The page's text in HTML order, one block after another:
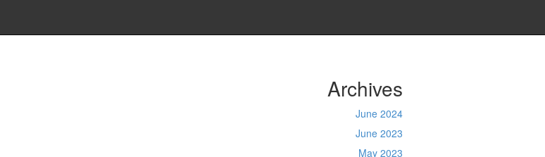
Archives
June 2024
June 2023
May 2023